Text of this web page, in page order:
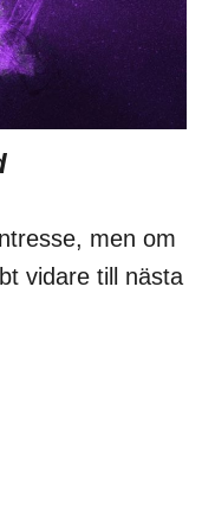
men om
vidare till nästa